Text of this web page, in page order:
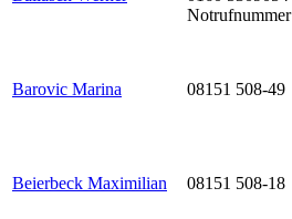
Notrufnummer
Barovic Marina 08151 508-49
Beierbeck Maximilian 08151 508-18